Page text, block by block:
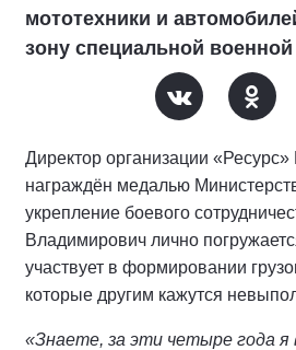
мототехники и
зону специальной
Директор организации
награждён медалью
укрепление боевого
Владимирович лично
участвует в формировании
которые другим кажутся
«Знаете, за эти четыре года я